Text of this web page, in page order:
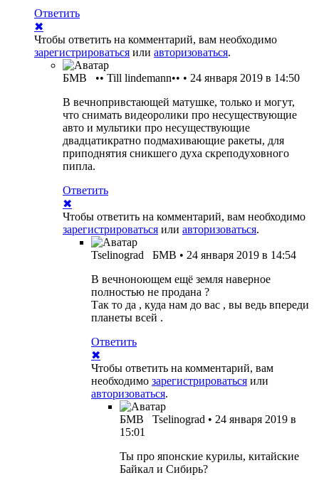
Ответить
✖
Чтобы ответить на комментарий, вам необходимо
зарегистрироваться или авторизоваться.
БМВ •• Till lindemann•• • 24 января 2019 в 14:50
В вечнопривстающей матушке, только и могут,
что снимать видеоролики про несуществующие
авто и мультики про несуществующие
двадцатикратно подмахивающие ракеты, для
приподнятия сникшего духа скреподуховного
пипла.
Ответить
✖
Чтобы ответить на комментарий, вам необходимо
зарегистрироваться или авторизоваться.
Tselinograd БМВ • 24 января 2019 в 14:54
В вечноноющем ещё земля наверное
полностью не продана ?
Так то да , куда нам до вас , вы ведь впереди
планеты всей .
Ответить
✖
Чтобы ответить на комментарий, вам
необходимо зарегистрироваться или
авторизоваться.
БМВ Tselinograd • 24 января 2019 в
15:01
Ты про японские курилы, китайские
Байкал и Сибирь?